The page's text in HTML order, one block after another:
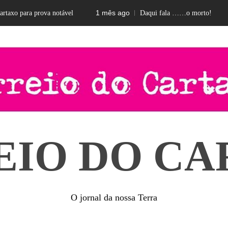
prova notável 1 mês ago Daqui fala ……o morto! 2
DO
O jornal da nossa Terra